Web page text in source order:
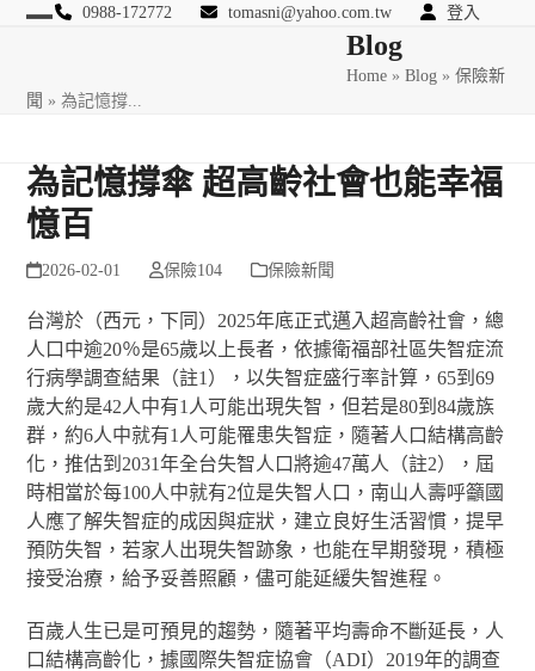
Skip
0988-172772 tomasni@yahoo.com.tw 登入
匯豐國際風險管理顧問Blog
Home »Blog »保險新
聞 »為記憶撐...
為記憶撐傘 超高齡社會也能幸福
憶百
2026-02-01 保險104 保險新聞
台灣於（西元，下同）2025年底正式邁入超高齡社會，總
人口中逾20％是65歲以上長者，依據衛福部社區失智症流
行病學調查結果（註1），以失智症盛行率計算，65到69
歲大約是42人中有1人可能出現失智，但若是80到84歲族
群，約6人中就有1人可能罹患失智症，隨著人口結構高齡
化，推估到2031年全台失智人口將逾47萬人（註2），屆
時相當於每100人中就有2位是失智人口，南山人壽呼籲國
人應了解失智症的成因與症狀，建立良好生活習慣，提早
預防失智，若家人出現失智跡象，也能在早期發現，積極
接受治療，給予妥善照顧，儘可能延緩失智進程。
百歲人生已是可預見的趨勢，隨著平均壽命不斷延長，人
口結構高齡化，據國際失智症協會（ADI）2019年的調查